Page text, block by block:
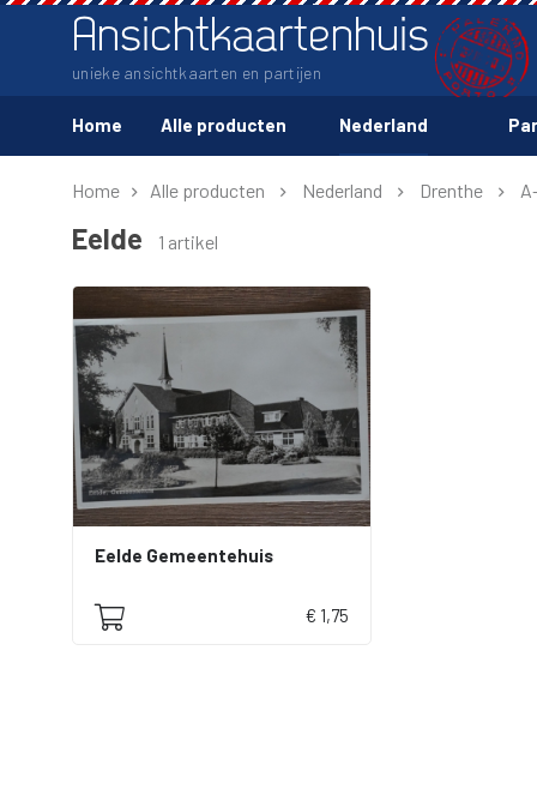
Ansichtkaartenhuis
unieke ansichtkaarten en partijen
Home Alle producten Nederland
Home Alle producten Nederland Drenthe
Eelde 1 artikel
Eelde Gemeentehuis
€ 1,75